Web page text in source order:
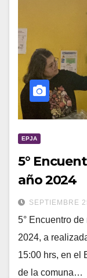
EPJA
5°
año 2024
SEPTIEMBRE
5° Encuentro
2024, a
15:00 hrs, en el
de la comuna…